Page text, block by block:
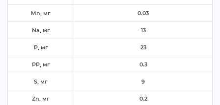
Mn, м 0.03
Na, м 13
P, м 23
PP, м 0.3
S, м 9
Zn, м 0.2